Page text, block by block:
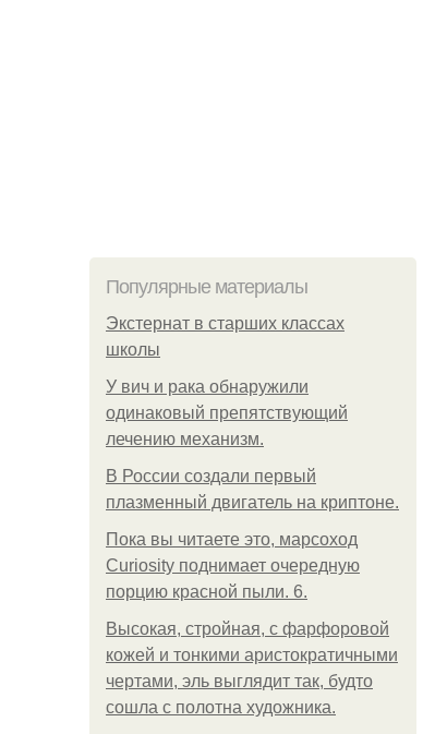
Популярные материалы
Экстернат в старших классах
школы
У вич и рака обнаружили
одинаковый препятствующий
лечению механизм.
В России создали первый
плазменный двигатель на криптоне.
Пока вы читаете это, марсоход
Curiosity поднимает очередную
порцию красной пыли. 6.
Высокая, стройная, с фарфоровой
кожей и тонкими аристократичными
чертами, эль выглядит так, будто
сошла с полотна художника.